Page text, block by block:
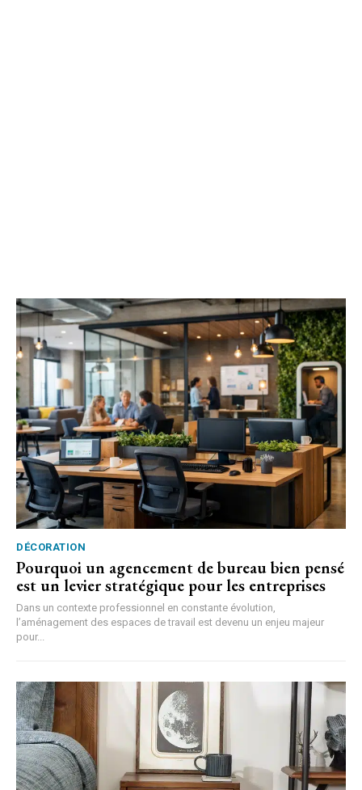
DÉCORATION
Pourquoi un agencement de bureau bien pensé
est un levier stratégique pour les entreprises
Dans un contexte professionnel en constante évolution,
l’aménagement des espaces de travail est devenu un enjeu majeur
pour...